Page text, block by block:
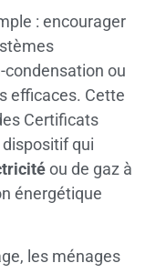
: encourager
ou
efficaces. Cette
Certificats
dispositif qui
ou de gaz à
énergétique
les ménages